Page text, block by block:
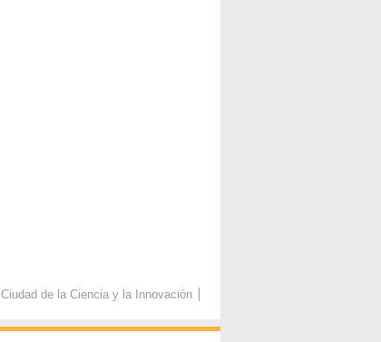
Ciudad de la Ciencia y la Innovación